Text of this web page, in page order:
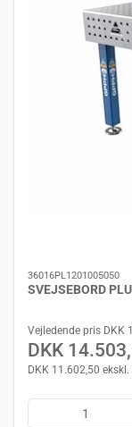
36016PL1201005050
SVEJSEBORD
Vejledende pris DKK
DKK
DKK 11.602,50